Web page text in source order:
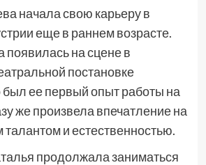
начала свою карьеру в
еще в раннем возрасте.
появилась на сцене в
постановке
был ее первый опыт работы на
же произвела впечатление на
талантом и естественностью.
продолжала заниматься